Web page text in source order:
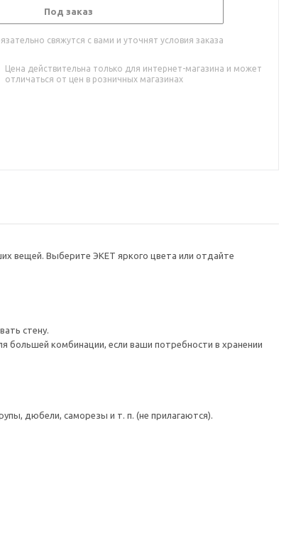
Под заказ
свяжутся с вами и уточнят условия заказа
Цена действительна только для интернет-магазина и может
отличаться от цен в розничных магазинах
вещей. Выберите ЭКЕТ яркого цвета или отдайте
стену.
большей комбинации, если ваши потребности в хранении
дюбели, саморезы и т. п. (не прилагаются).